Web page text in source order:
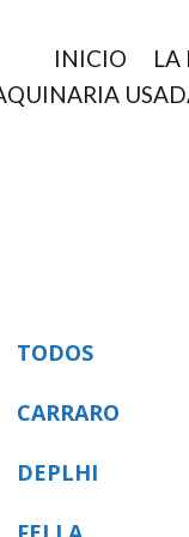
INICIO LA
TODOS
CARRARO
DEPLHI